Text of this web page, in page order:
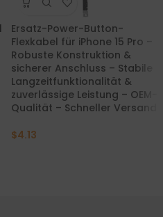
Ersatz-Power-Button-
Flexkabel für iPhone 15 Pro –
Robuste Konstruktion &
sicherer Anschluss – Stabile
Langzeitfunktionalität &
zuverlässige Leistung – OEM-
Qualität – Schneller Versand
$4.13